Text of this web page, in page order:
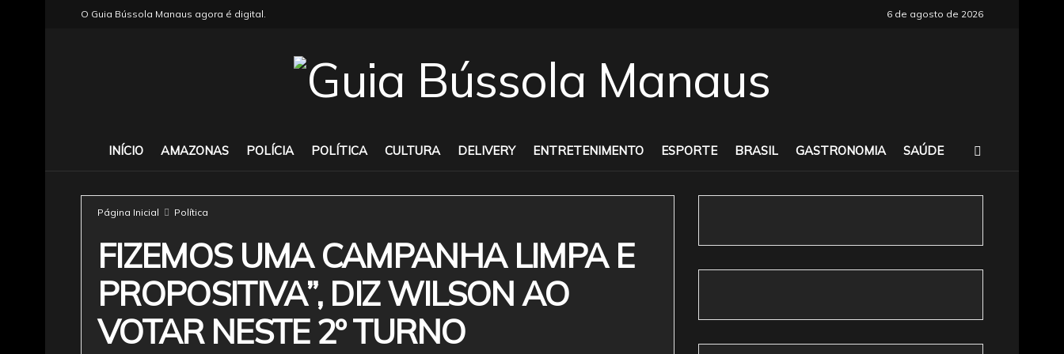
O Guia Bússola Manaus agora é digital. 6 de agosto de 2026
INÍCIO AMAZONAS POLÍCIA POLÍTICA CULTURA DELIVERY ENTRETENIMENTO ESPORTE BRASIL GASTRONOMIA SAÚDE
Página Inicial Política
FIZEMOS UMA CAMPANHA LIMPA E
PROPOSITIVA”, DIZ WILSON AO
VOTAR NESTE 2º TURNO